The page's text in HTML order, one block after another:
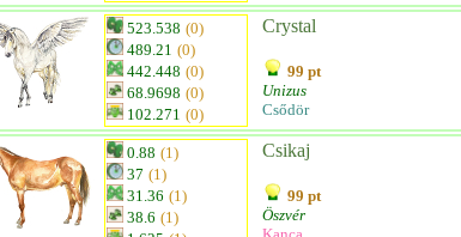
523.538 (0)
489.21 (0)
442.448 (0)
68.9698 (0)
102.271 (0)
Crystal
99 pt
Unizus
Csődör
0.88 (1)
37 (1)
31.36 (1)
38.6 (1)
Csikaj
99 pt
Öszvér